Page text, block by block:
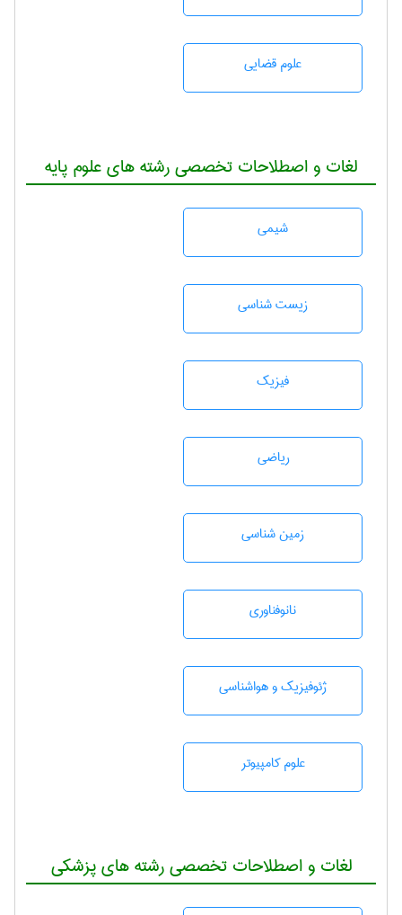
علوم قضایی
لغات و اصطلاحات تخصصی رشته های علوم پایه
شيمی
زيست شناسی
فیزیک
رياضی
زمين شناسی
نانوفناوری
ژئوفيزيك و هواشناسی
علوم کامپیوتر
لغات و اصطلاحات تخصصی رشته های پزشکی